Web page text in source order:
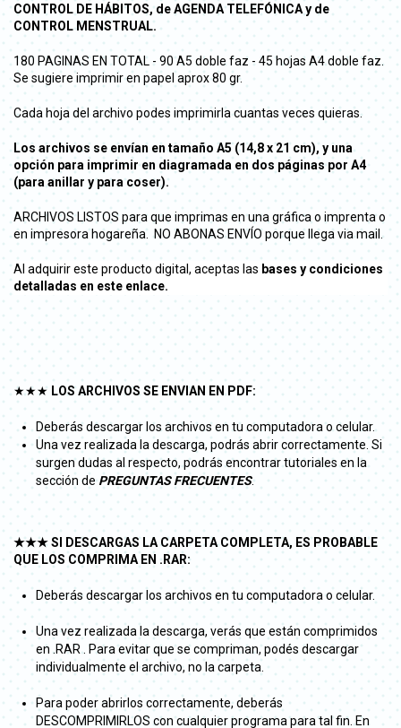
CONTROL DE HÁBITOS, de AGENDA TELEFÓNICA y de
CONTROL MENSTRUAL.
180 PAGINAS EN TOTAL - 90 A5 doble faz - 45 hojas A4 doble faz.
Se sugiere imprimir en papel aprox 80 gr.
Cada hoja del archivo podes imprimirla cuantas veces quieras.
Los archivos se envían en tamaño A5 (14,8 x 21 cm), y una
opción para imprimir en diagramada en dos páginas por A4
(para anillar y para coser).
ARCHIVOS LISTOS para que imprimas en una gráfica o imprenta o
en impresora hogareña. NO ABONAS ENVÍO porque llega via mail.
Al adquirir este producto digital, aceptas las bases y condiciones
detalladas en este enlace.
★★★ LOS ARCHIVOS SE ENVIAN EN PDF:
Deberás descargar los archivos en tu computadora o celular.
Una vez realizada la descarga, podrás abrir correctamente. Si
surgen dudas al respecto, podrás encontrar tutoriales en la
sección dePREGUNTAS FRECUENTES.
★★★ SI DESCARGAS LA CARPETA COMPLETA, ES PROBABLE
QUE LOS COMPRIMA EN .RAR:
Deberás descargar los archivos en tu computadora o celular.
Una vez realizada la descarga, verás que están comprimidos
en .RAR . Para evitar que se compriman, podés descargar
individualmente el archivo, no la carpeta.
Para poder abrirlos correctamente, deberás
DESCOMPRIMIRLOS con cualquier programa para tal fin. En